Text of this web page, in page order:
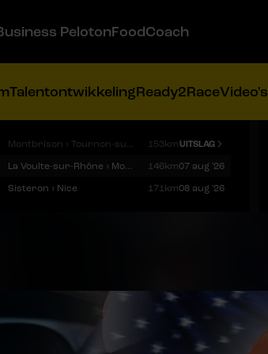
PelotonFoodCoach
TalentontwikkelingReady2RaceVideo's
Montbrison › Tournon-sur-Rhône 153kmUITSLAG
La Voulte-sur-Rhône › Mont Ventoux 146km07 aug '26
Sisteron › Nice 171km08 aug '26